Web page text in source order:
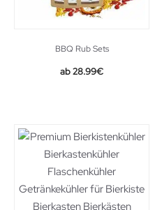
BBQ Rub Sets
28.99€